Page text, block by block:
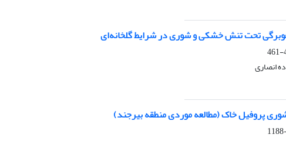
تحت تنش خشکی و شوری در شرایط گلخانه‌ای
انصاری